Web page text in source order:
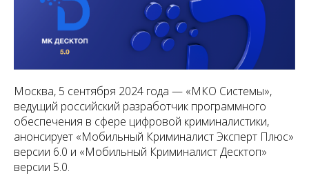
Москва, 5 сентября 2024 года — «МКО Системы»,
ведущий российский разработчик программного
обеспечения в сфере цифровой криминалистики,
анонсирует «Мобильный Криминалист Эксперт Плюс»
версии 6.0 и «Мобильный Криминалист Десктоп»
версии 5.0.